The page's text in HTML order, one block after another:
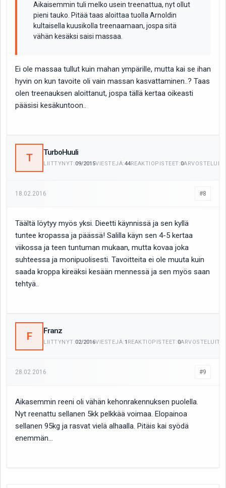
Aikaisemmin tuli melko usein treenattua, nyt ollut
pieni tauko. Pitää taas aloittaa tuolla Arnoldin
kultaisella kuusikolla treenaamaan, jospa sitä
vähän kesäksi saisi massaa.
Ei ole massaa tullut kuin mahan ympärille, mutta kai se ihan
hyvin on kun tavoite oli vain massan kasvattaminen..? Taas
olen treenauksen aloittanut, jospa tällä kertaa oikeasti
pääsisi kesäkuntoon..
T TurboHuuli
LIITTYNYT:09/2015VIESTEJÄ:44REAKTIOPISTEET:0
18.02.2016 #8
Täältä löytyy myös yksi. Dieetti käynnissä ja sen kyllä
tuntee kropassa ja päässä! Salilla käyn sen 4-5 kertaa
viikossa ja teen tuntuman mukaan, mutta kovaa joka
suhteessa ja monipuolisesti. Tavoitteita ei ole muuta kuin
saada kroppa kireäksi kesään mennessä ja sen myös saan
tehtyä..
F Franz
LIITTYNYT:02/2016VIESTEJÄ:1 REAKTIOPISTEET:0ARVOSTELUITA:
28.02.2016 #9
Aikasemmin reeni oli vähän kehonrakennuksen puolella.
Nyt reenattu sellanen 5kk pelkkää voimaa. Elopainoa
sellanen 95kg ja rasvat vielä alhaalla. Pitäis kai syödä
enemmän...